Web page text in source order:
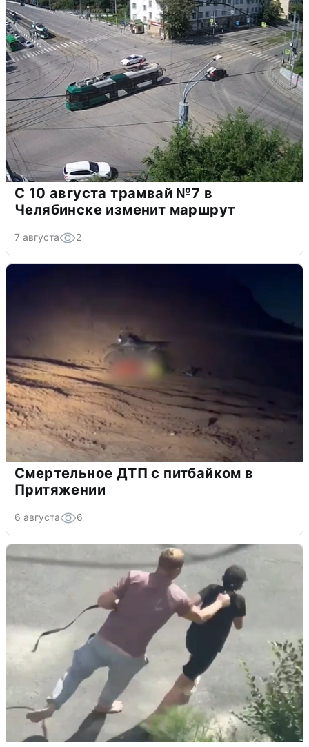
С 10 августа трамвай №7 в
Челябинске изменит маршрут
7 августа 2
Смертельное ДТП с питбайком в
Притяжении
6 августа 6